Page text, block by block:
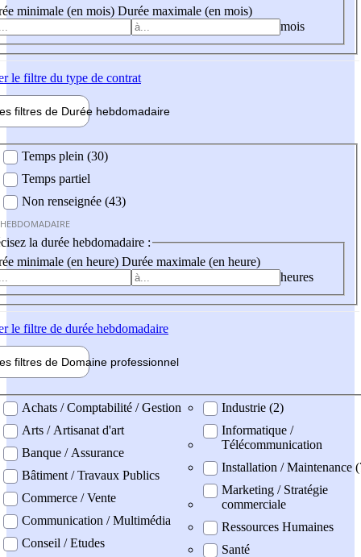
minimale (en mois) Durée maximale (en mois)
mois
le filtre du type de contrat
filtres de Durée hebdomadaire
Temps plein (30)
Temps partiel
Non renseignée (43)
la durée hebdomadaire :
minimale (en heure) Durée maximale (en heure)
heures
le filtre de durée hebdomadaire
filtres de Domaine professionnel
professionel
Achats / Comptabilité / Gestion
Arts / Artisanat d'art
Banque / Assurance
Bâtiment / Travaux Publics
Commerce / Vente
Communication / Multimédia
Conseil / Etudes
Industrie (2)
Informatique /
Télécommunication
Installation / Maintenance
Marketing / Stratégie
commerciale
Ressources Humaines
Santé